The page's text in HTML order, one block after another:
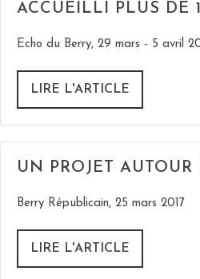
ACCUEILLI PLUS DE
Echo du Berry, 29 mars - 5 avril
LIRE L'ARTICLE
UN PROJET AUTOUR
Berry Républicain, 25 mars 2017
LIRE L'ARTICLE